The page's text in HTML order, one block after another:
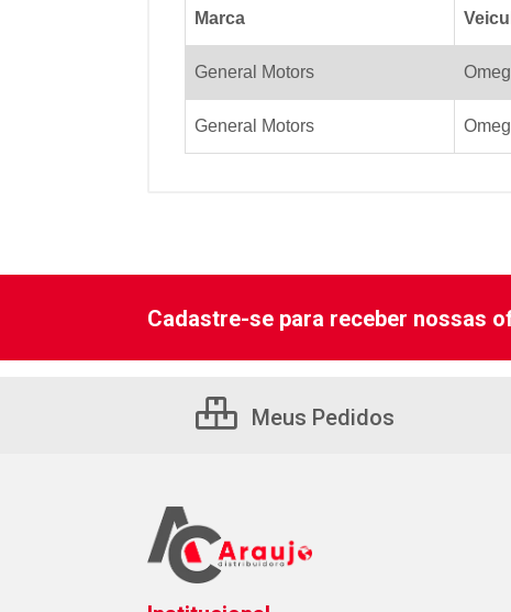
Marca
General Motors
General Motors
Cadastre-se para receber nossas
Meus Pedidos